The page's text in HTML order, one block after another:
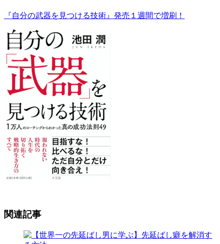
『自分の武器を見つける技術』発売１週間で増刷！
関連記事